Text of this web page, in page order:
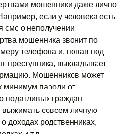
мошенники даже лично
если у человека есть
смс о неполучении
мошенника звонит по
телефона и, попав под
преступника, выкладывает
Мошенников может
минимум пароли от
податливых граждан
выжимать совсем личную
доходах родственниках,